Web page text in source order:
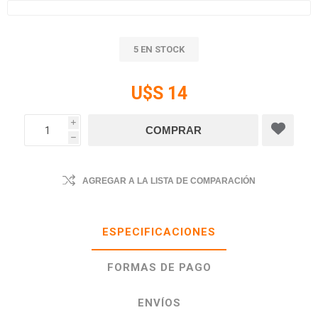
5 EN STOCK
U$S 14
i
h
AGREGAR A LA LISTA DE COMPARACIÓN
ESPECIFICACIONES
FORMAS DE PAGO
ENVÍOS